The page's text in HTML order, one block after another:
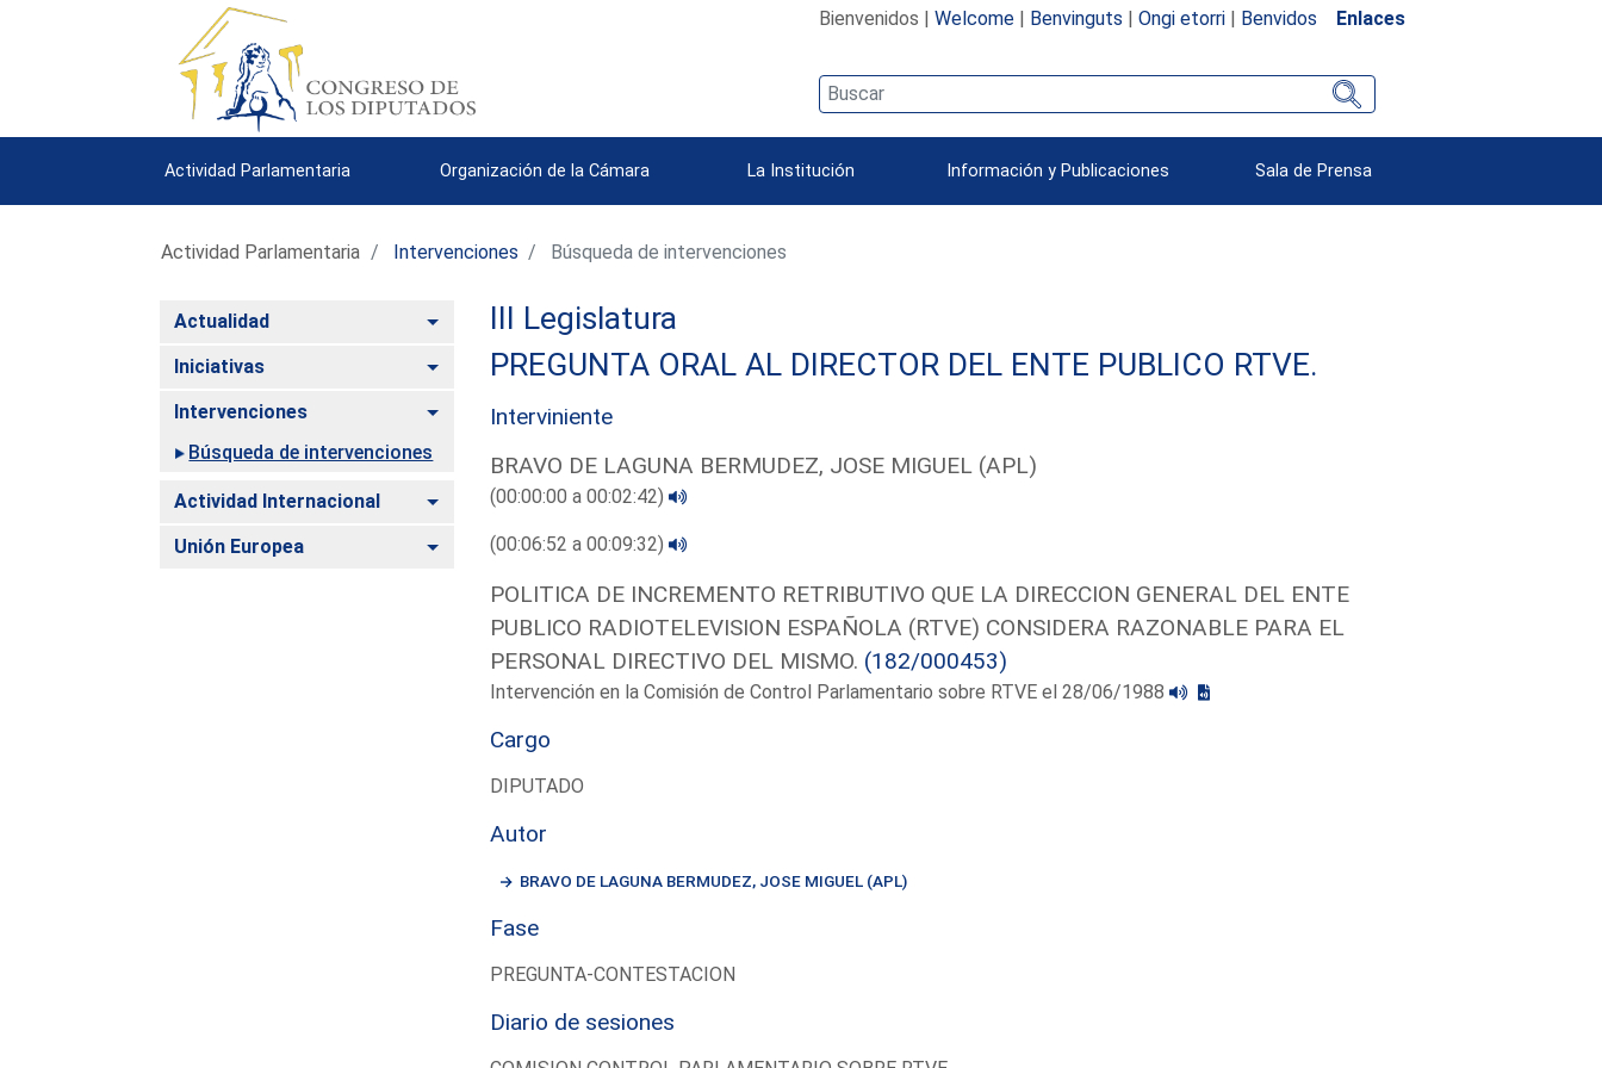
Bienvenidos | Welcome| Benvinguts | Ongi etorri| Benvidos Enlaces
Actividad Parlamentaria Organización de la Cámara La Institución Información y Publicaciones Sala de Prensa
Actividad Parlamentaria Intervenciones Búsqueda de intervenciones
Actualidad Alternar
Iniciativas Alternar
Intervenciones
Alternar
Búsqueda de intervenciones
Actividad Internacional Alternar
Unión Europea Alternar
III Legislatura
PREGUNTA ORAL AL DIRECTOR DEL ENTE PUBLICO RTVE.
Interviniente
BRAVO DE LAGUNA BERMUDEZ, JOSE MIGUEL (APL)
(00:00:00 a 00:02:42)
(00:06:52 a 00:09:32)
POLITICA DE INCREMENTO RETRIBUTIVO QUE LA DIRECCION GENERAL DEL ENTE
PUBLICO RADIOTELEVISION ESPAÑOLA (RTVE) CONSIDERA RAZONABLE PARA EL
PERSONAL DIRECTIVO DEL MISMO. (182/000453)
Intervención en la Comisión de Control Parlamentario sobre RTVE el 28/06/1988
Cargo
DIPUTADO
Autor
BRAVO DE LAGUNA BERMUDEZ, JOSE MIGUEL (APL)
Fase
PREGUNTA-CONTESTACION
Diario de sesiones